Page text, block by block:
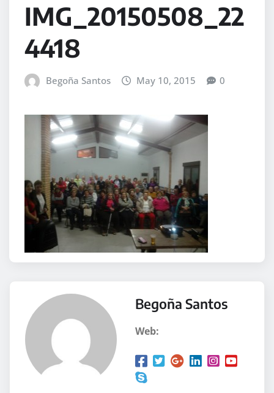
IMG_20150508_22
4418
Begoña Santos May 10, 2015 0
Begoña Santos
Web: